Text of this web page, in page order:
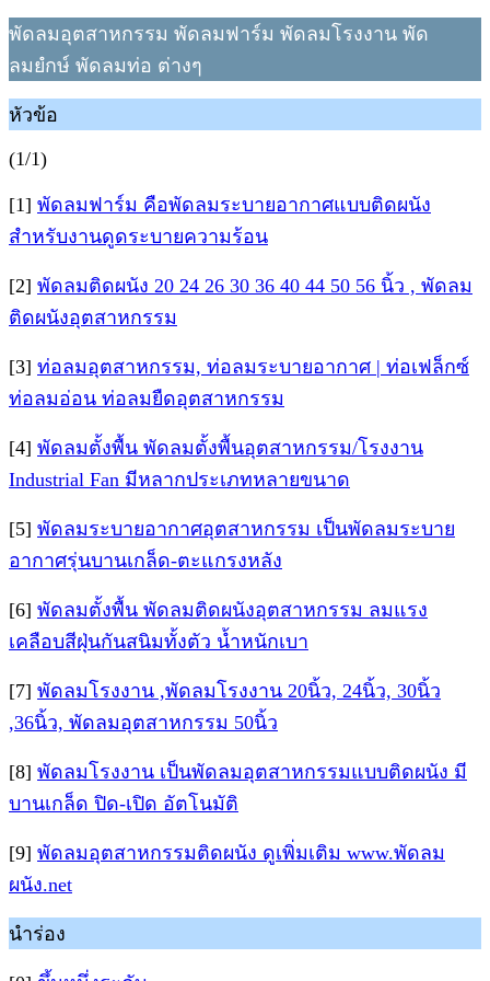
พัดลมอุตสาหกรรม พัดลมฟาร์ม พัดลมโรงงาน พัด
ลมยํกษ์ พัดลมท่อ ต่างๆ
หัวข้อ
(1/1)
[1] พัดลมฟาร์ม คือพัดลมระบายอากาศแบบติดผนัง
สำหรับงานดูดระบายความร้อน
[2] พัดลมติดผนัง 20 24 26 30 36 40 44 50 56 นิ้ว , พัดลม
ติดผนังอุตสาหกรรม
[3] ท่อลมอุตสาหกรรม, ท่อลมระบายอากาศ | ท่อเฟล็กซ์
ท่อลมอ่อน ท่อลมยืดอุตสาหกรรม
[4] พัดลมตั้งพื้น พัดลมตั้งพื้นอุตสาหกรรม/โรงงาน
Industrial Fan มีหลากประเภทหลายขนาด
[5] พัดลมระบายอากาศอุตสาหกรรม เป็นพัดลมระบาย
อากาศรุ่นบานเกล็ด-ตะแกรงหลัง
[6] พัดลมตั้งพื้น พัดลมติดผนังอุตสาหกรรม ลมแรง
เคลือบสีฝุ่นกันสนิมทั้งตัว น้ำหนักเบา
[7] พัดลมโรงงาน ,พัดลมโรงงาน 20นิ้ว, 24นิ้ว, 30นิ้ว
,36นิ้ว, พัดลมอุตสาหกรรม 50นิ้ว
[8] พัดลมโรงงาน เป็นพัดลมอุตสาหกรรมแบบติดผนัง มี
บานเกล็ด ปิด-เปิด อัตโนมัติ
[9] พัดลมอุตสาหกรรมติดผนัง ดูเพิ่มเติม www.พัดลม
ผนัง.net
นำร่อง